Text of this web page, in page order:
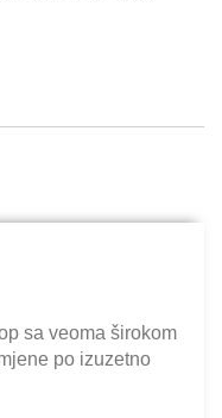
sa veoma širokom
po izuzetno